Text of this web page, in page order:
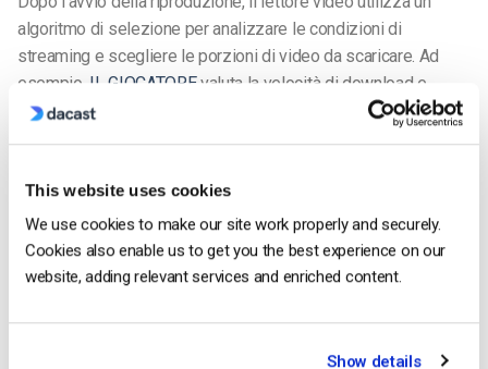
This website uses cookies
We use cookies to make our site work properly and securely.
Cookies also enable us to get you the best experience on our
website, adding relevant services and enriched content.
Show details
algoritmo di selezione per analizzare le condizioni di
streaming e scegliere le porzioni di video da scaricare. Ad
esempio, IL GIOCATOREvaluta la velocità di download e
regola la velocità di trasmissione per garantire che il buffer
Altri algoritmi si basano esclusivamente sulla larghezza di
banda o sul throughput del download per determinare i pezzi
da scaricare successivamente. In futuro, gli algoritmi di
sfruttare meglio l’apprendimento automatico e ottimizzare la